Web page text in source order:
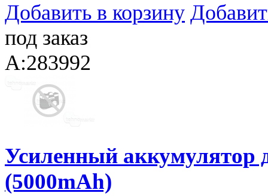
Добавить в корзину
под заказ
A:283992
Усиленный аккумулятор
(5000mAh)